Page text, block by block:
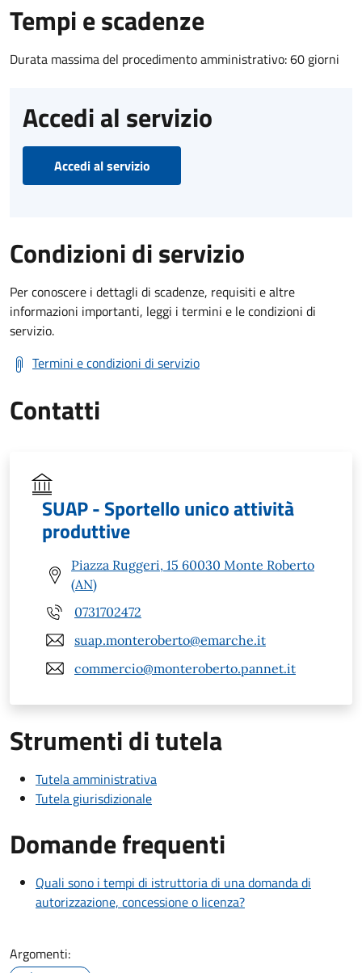
Tempi e scadenze
Durata massima del procedimento amministrativo: 60 giorni
Accedi al servizio
Accedi al servizio
Condizioni di servizio
Per conoscere i dettagli di scadenze, requisiti e altre
informazioni importanti, leggi i termini e le condizioni di
servizio.
Termini e condizioni di servizio
Contatti
SUAP - Sportello unico attività
produttive
Piazza Ruggeri, 15 60030 Monte Roberto
(AN)
0731702472
suap.monteroberto@emarche.it
commercio@monteroberto.pannet.it
Strumenti di tutela
Tutela amministrativa
Tutela giurisdizionale
Domande frequenti
Quali sono i tempi di istruttoria di una domanda di
autorizzazione, concessione o licenza?
Argomenti: